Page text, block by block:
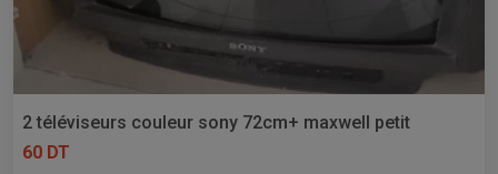
2 téléviseurs couleur sony 72cm+ maxwell petit
60 DT